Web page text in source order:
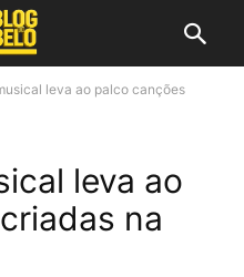
leva ao palco canções
leva ao
na